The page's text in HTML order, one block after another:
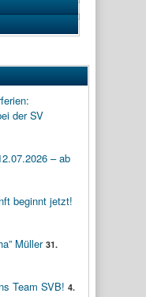
der SV
– ab
beginnt jetzt!
Müller 31.
Team SVB! 4.